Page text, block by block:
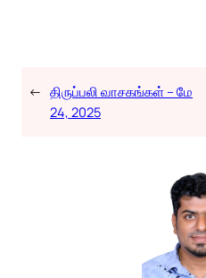
← திருப்பலி வாசகங்கள் – மே
24, 2025